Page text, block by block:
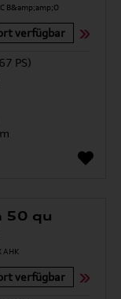
verfügbar
PS)
50 qu
verfügbar